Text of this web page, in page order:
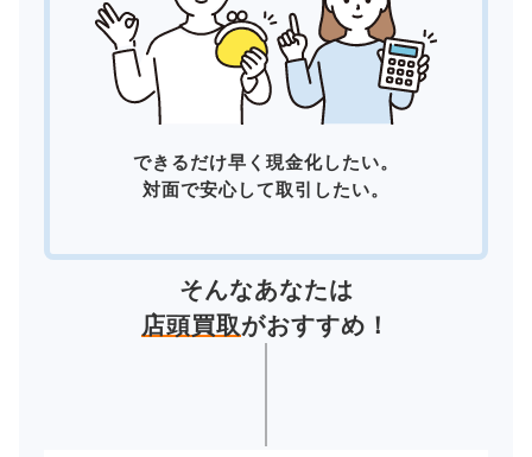
できるだけ早く現金化したい。
対面で安心して取引したい。
そんなあなたは
店頭買取がおすすめ！